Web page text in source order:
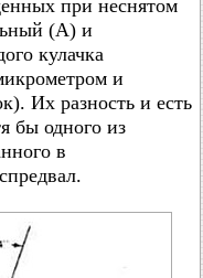
при неснятом
(А) и
кулачка
и
Их разность и есть
бы одного из
в